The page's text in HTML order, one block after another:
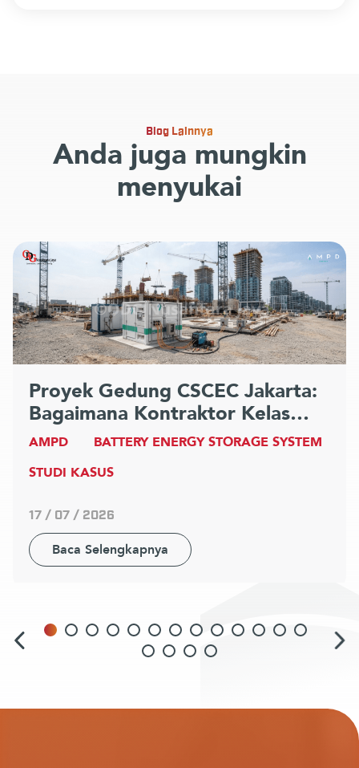
Blog Lainnya
Anda juga mungkin
menyukai
Proyek Gedung CSCEC Jakarta:
Bagaimana Kontraktor Kelas
Dunia Memotong OPEX Genset
AMPD
BATTERY ENERGY STORAGE SYSTEM
STUDI KASUS
17 / 07 / 2026
Baca Selengkapnya